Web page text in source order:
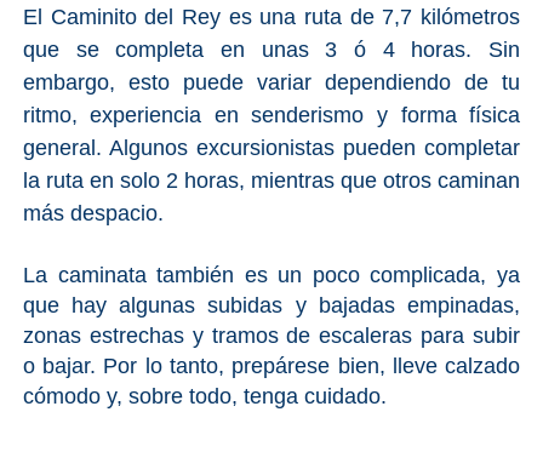
El Caminito del Rey es una ruta de 7,7 kilómetros
que se completa en unas 3 ó 4 horas. Sin
embargo, esto puede variar dependiendo de tu
ritmo, experiencia en senderismo y forma física
general. Algunos excursionistas pueden completar
la ruta en solo 2 horas, mientras que otros caminan
más despacio.
La caminata también es un poco complicada, ya
que hay algunas subidas y bajadas empinadas,
zonas estrechas y tramos de escaleras para subir
o bajar. Por lo tanto, prepárese bien, lleve calzado
cómodo y, sobre todo, tenga cuidado.